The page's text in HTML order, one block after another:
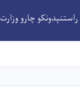
content
چارو وزارت